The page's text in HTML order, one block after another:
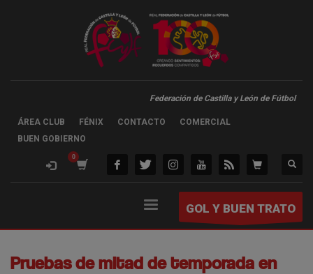
Federación de Castilla y León de Fútbol
ÁREA CLUB FÉNIX CONTACTO
COMERCIAL
BUEN GOBIERNO
GOL Y BUEN TRATO
Pruebas de mitad de temporada en